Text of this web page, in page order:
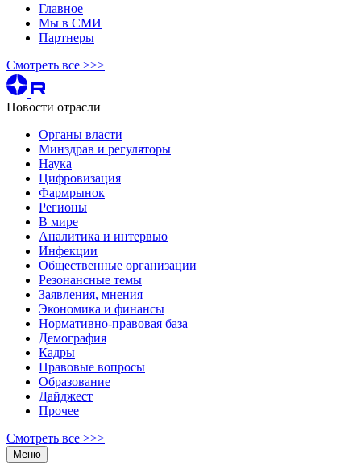
Главное
Мы в СМИ
Партнеры
Смотреть все >>>
Новости отрасли
Органы власти
Минздрав и регуляторы
Наука
Цифровизация
Фармрынок
Регионы
В мире
Аналитика и интервью
Инфекции
Общественные организации
Резонансные темы
Заявления, мнения
Экономика и финансы
Нормативно-правовая база
Демография
Кадры
Правовые вопросы
Образование
Дайджест
Прочее
Смотреть все >>>
Меню